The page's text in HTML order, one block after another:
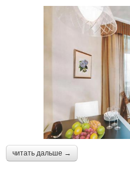
читать дальше →